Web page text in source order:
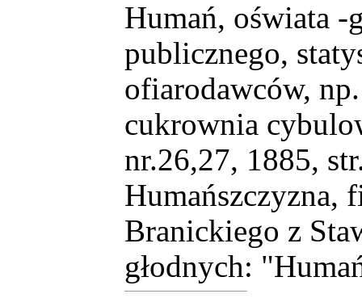
Humań, oświata
publicznego,
ofiarodawców,
cukrownia
nr.26,27, 1885,
Humańszczyzna,
Branickiego z
głodnych: